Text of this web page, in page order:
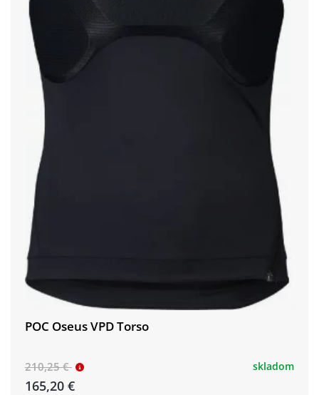
POC Oseus VPD Torso
210,25 €
165,20 €
skladom